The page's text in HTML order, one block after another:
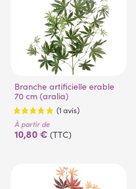
Branche artificielle erable
70 cm (aralia)
À partir de
10,80 € (TTC)